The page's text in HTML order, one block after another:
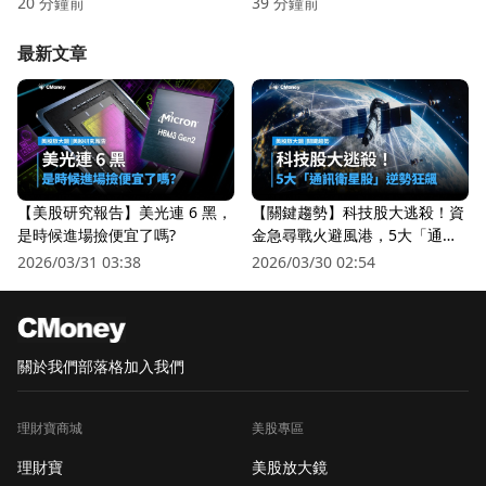
最新文章
【美股研究報告】美光連 6 黑，
是時候進場撿便宜了嗎?
2026/03/31 03:38
【關鍵趨勢】科技股大逃殺！資
金急尋戰火避風港，5大「通訊
衛星股」逆勢狂飆
2026/03/30 02:54
關於我們部落格加入我們
理財寶商城
理財寶
美股專區
美股放大鏡